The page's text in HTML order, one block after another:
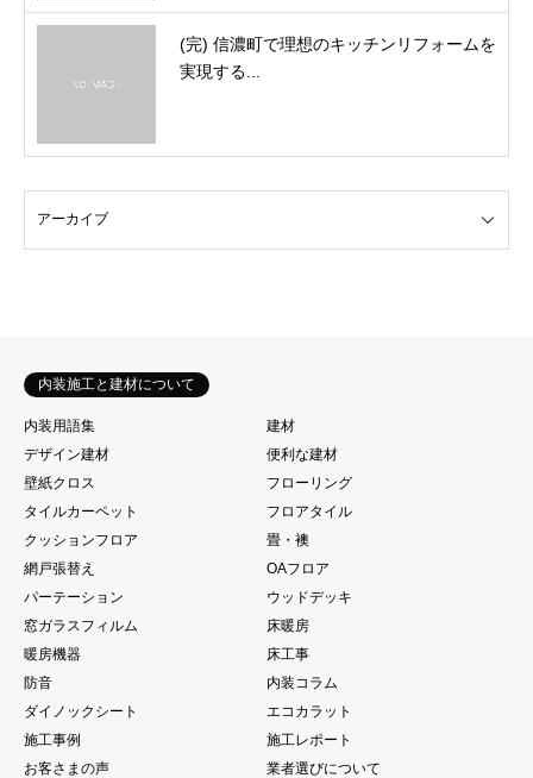
(完) 信濃町で理想のキッチンリフォームを
実現する...
内装施工と建材について
内装用語集
建材
デザイン建材
便利な建材
壁紙クロス
フローリング
タイルカーペット
フロアタイル
クッションフロア
畳・襖
網戸張替え
OAフロア
パーテーション
ウッドデッキ
窓ガラスフィルム
床暖房
暖房機器
床工事
防音
内装コラム
ダイノックシート
エコカラット
施工事例
施工レポート
お客さまの声
業者選びについて